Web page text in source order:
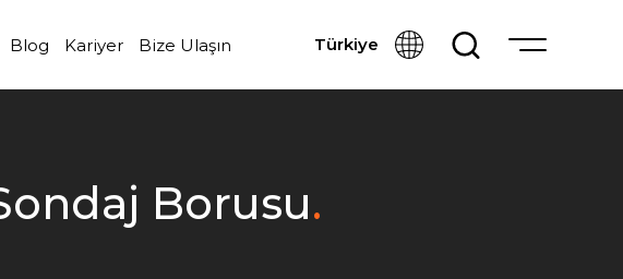
Blog Kariyer Bize Ulaşın Türkiye
Borusu.